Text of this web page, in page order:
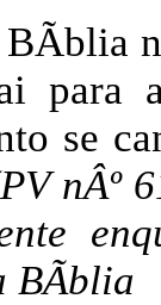
para
se
nÂº
BÃ­blia